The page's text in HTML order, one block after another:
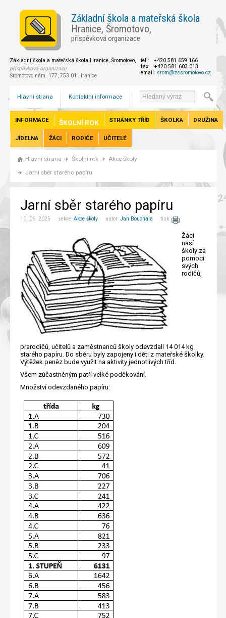
Základní škola a mateřská škola
Hranice, Šromotovo,
příspěvková organizace
Základní škola a mateřská škola Hranice, Šromotovo,
příspěvková organizace
Šromotovo nám. 177, 753 01 Hranice
tel.: +420 581 659 166
fax: +420 581 603 013
email: srom@zssromotovo.cz
Hlavní strana Kontaktní informace
INFORMACE ŠKOLNÍ ROK STRÁNKY TŘÍD ŠKOLKA DRUŽINA
JÍDELNA ŽÁCI RODIČE UČITELÉ
Hlavní strana Školní rok
Akce školy
Jarní sběr starého papíru
Jarní sběr starého papíru
10. 06. 2025 sekce: Akce školy autor: Jan Bouchala tisk:
Žáci
naší
školy za
pomoci
svých
rodičů,
prarodičů, učitelů a zaměstnanců školy odevzdali 14 014 kg
starého papíru. Do sběru byly zapojeny i děti z mateřské školky.
Výtěžek peněz bude využit na aktivity jednotlivých tříd.
Všem zúčastněným patří velké poděkování.
Množství odevzdaného papíru: